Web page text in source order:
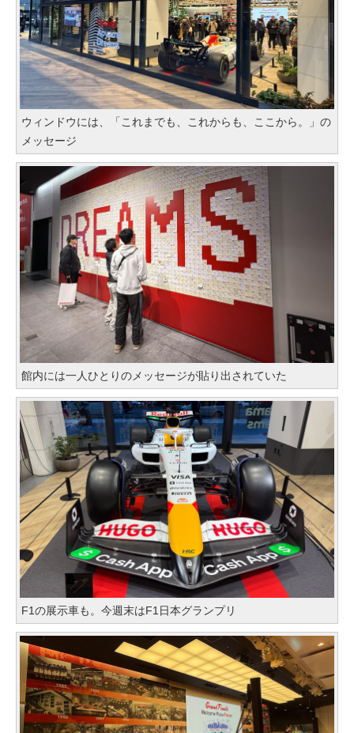
ウィンドウには、「これまでも、これからも、ここから。」の
メッセージ
館内には一人ひとりのメッセージが貼り出されていた
F1の展示車も。今週末はF1日本グランプリ